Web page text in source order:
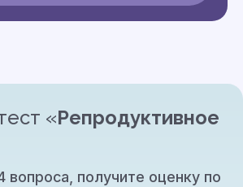
«Репродуктивное
вопроса, получите оценку по